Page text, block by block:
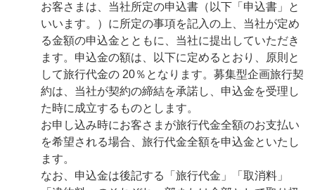
お客さまは、当社所定の申込書（以下「申込書」と
いいます。）に所定の事項を記入の上、当社が定め
る金額の申込金とともに、当社に提出していただき
ます。申込金の額は、以下に定めるとおり、原則と
して旅行代金の 20％となります。募集型企画旅行契
約は、当社が契約の締結を承諾し、申込金を受理し
た時に成立するものとします。
お申し込み時にお客さまが旅行代金全額のお支払い
を希望される場合、旅行代金全額を申込金といたし
ます。
なお、申込金は後記する「旅行代金」「取消料」